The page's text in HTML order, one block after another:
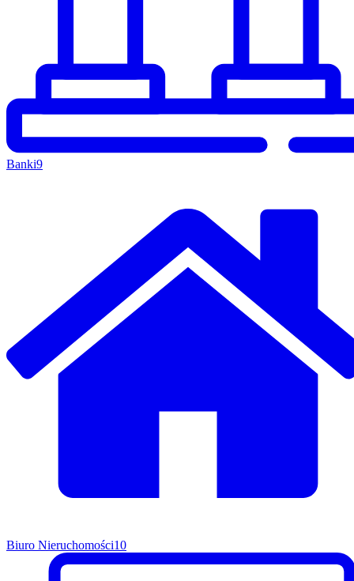
Banki9
Biuro Nieruchomości10